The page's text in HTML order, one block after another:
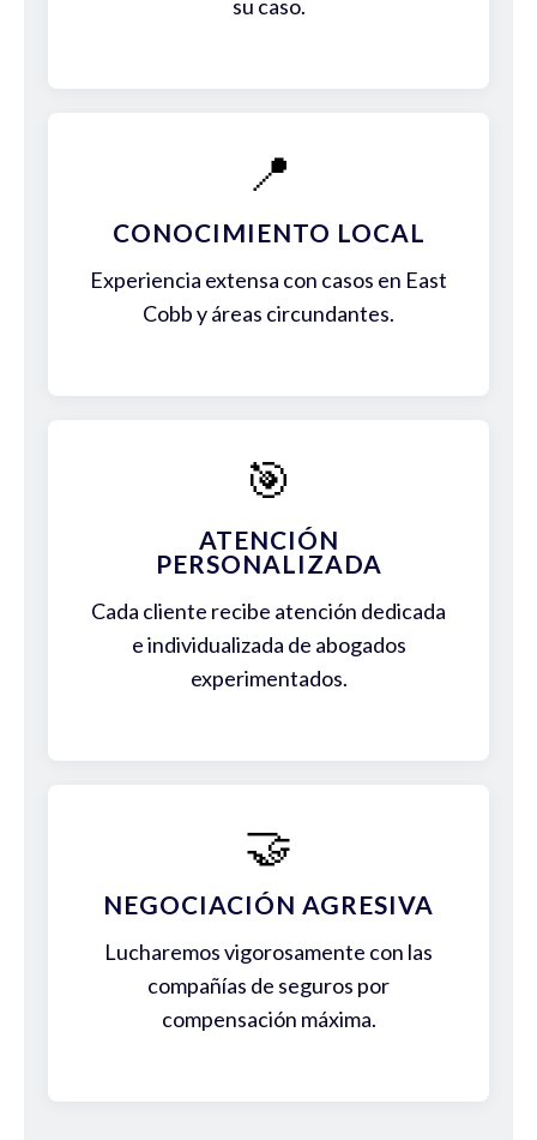
su caso.
📍
CONOCIMIENTO LOCAL
Experiencia extensa con casos en East
Cobb y áreas circundantes.
🎯
ATENCIÓN
PERSONALIZADA
Cada cliente recibe atención dedicada
e individualizada de abogados
experimentados.
🤝
NEGOCIACIÓN AGRESIVA
Lucharemos vigorosamente con las
compañías de seguros por
compensación máxima.